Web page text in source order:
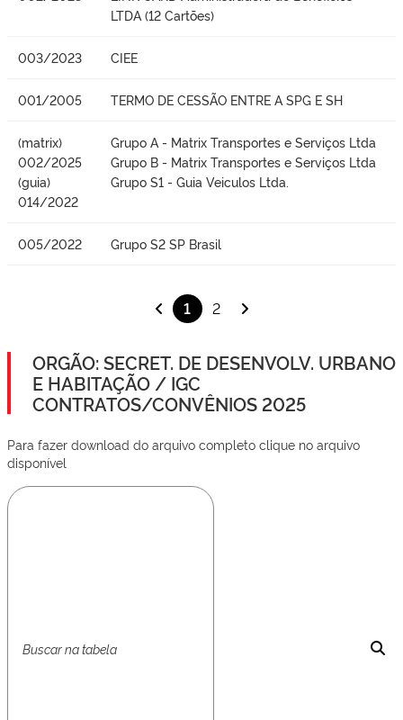
LTDA (12 Cartões)
003/2023 CIEE
001/2005 TERMO DE CESSÃO ENTRE A SPG E SH
(matrix)
002/2025
(guia)
014/2022
Grupo A - Matrix Transportes e Serviços Ltda
Grupo B - Matrix Transportes e Serviços Ltda
Grupo S1 - Guia Veiculos Ltda.
005/2022 Grupo S2 SP Brasil
1 2
ORGÃO: SECRET. DE DESENVOLV. URBANO
E HABITAÇÃO / IGC
CONTRATOS/CONVÊNIOS 2025
Para fazer download do arquivo completo clique no arquivo
disponível